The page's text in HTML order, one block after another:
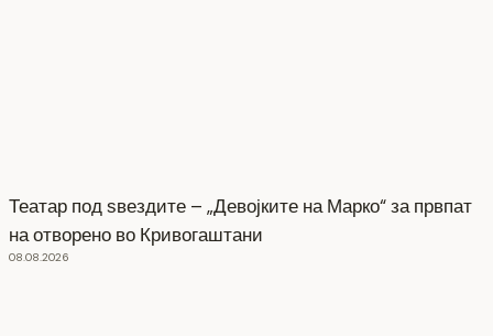
Театар под ѕвездите – „Девојките на Марко“ за првпат
на отворено во Кривогаштани
08.08.2026